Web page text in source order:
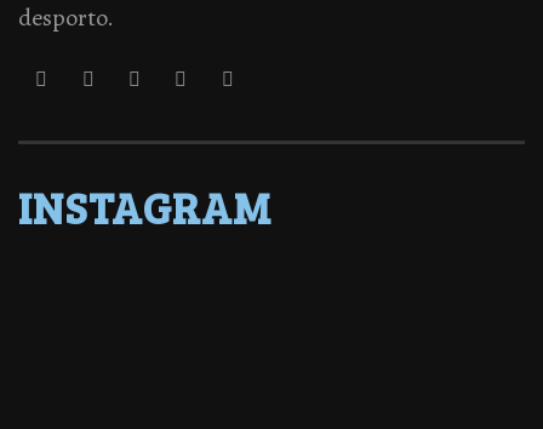
desporto.
INSTAGRAM